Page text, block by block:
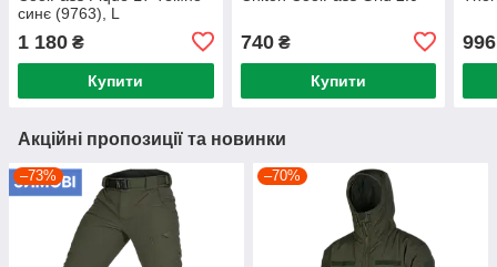
синє (9763), L
1 180 ₴
Купити
740₴
Купити
996
Акційні пропозиції та новинки
–73% –70%